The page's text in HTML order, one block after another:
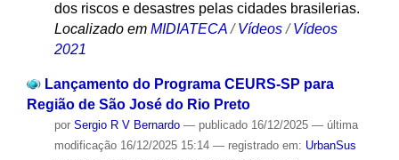
dos riscos e desastres pelas cidades brasilerias.
Localizado em MIDIATECA / Vídeos / Vídeos
2021
Lançamento do Programa CEURS-SP para
Região de São José do Rio Preto
por Sergio R V Bernardo — publicado16/12/2025 — última
modificação16/12/2025 15:14 — registrado em: UrbanSus